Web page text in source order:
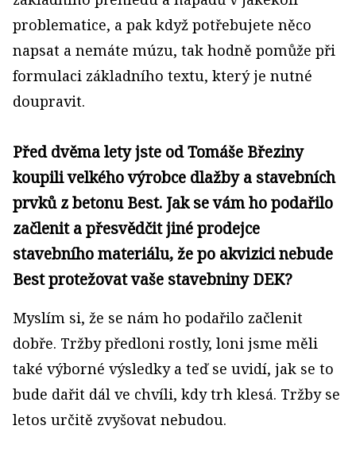
problematice, a pak když potřebujete něco
napsat a nemáte múzu, tak hodně pomůže při
formulaci základního textu, který je nutné
doupravit.
Před dvěma lety jste od Tomáše Březiny
koupili velkého výrobce dlažby a stavebních
prvků z betonu Best. Jak se vám ho podařilo
začlenit a přesvědčit jiné prodejce
stavebního materiálu, že po akvizici nebude
Best protežovat vaše stavebniny DEK?
Myslím si, že se nám ho podařilo začlenit
dobře. Tržby předloni rostly, loni jsme měli
také výborné výsledky a teď se uvidí, jak se to
bude dařit dál ve chvíli, kdy trh klesá. Tržby se
letos určitě zvyšovat nebudou.